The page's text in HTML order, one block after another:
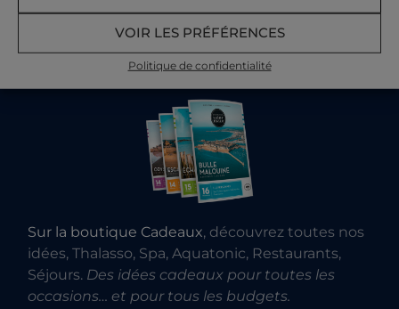
VOIR LES PRÉFÉRENCES
Politique de confidentialité
Offrez du bien-être en cadeau
Sur la boutique Cadeaux, découvrez toutes nos
idées, Thalasso, Spa, Aquatonic, Restaurants,
Séjours. Des idées cadeaux pour toutes les
occasions… et pour tous les budgets.